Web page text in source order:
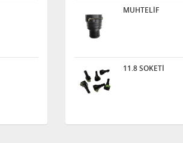
MUHTELİF
11.8 SOKETİ